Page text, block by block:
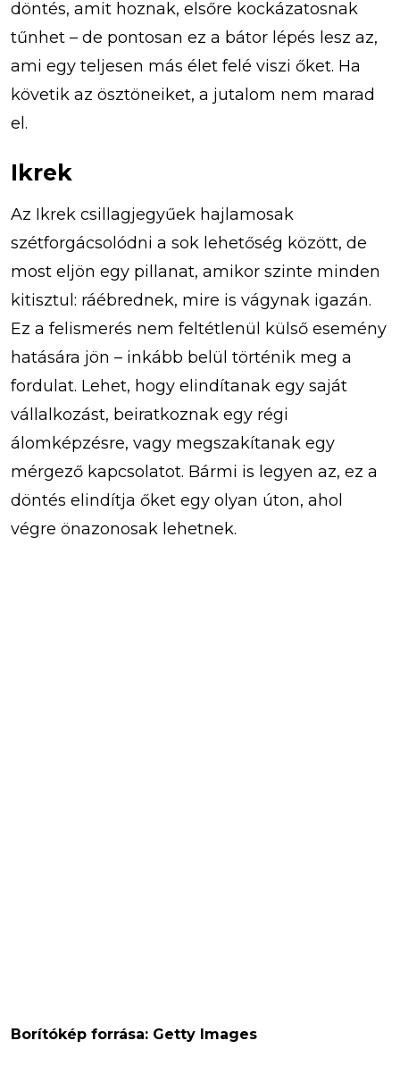
döntés, amit hoznak, elsőre kockázatosnak
tűnhet – de pontosan ez a bátor lépés lesz az,
ami egy teljesen más élet felé viszi őket. Ha
követik az ösztöneiket, a jutalom nem marad
el.
Ikrek
Az Ikrek csillagjegyűek hajlamosak
szétforgácsolódni a sok lehetőség között, de
most eljön egy pillanat, amikor szinte minden
kitisztul: ráébrednek, mire is vágynak igazán.
Ez a felismerés nem feltétlenül külső esemény
hatására jön – inkább belül történik meg a
fordulat. Lehet, hogy elindítanak egy saját
vállalkozást, beiratkoznak egy régi
álomképzésre, vagy megszakítanak egy
mérgező kapcsolatot. Bármi is legyen az, ez a
döntés elindítja őket egy olyan úton, ahol
végre önazonosak lehetnek.
Borítókép forrása: Getty Images